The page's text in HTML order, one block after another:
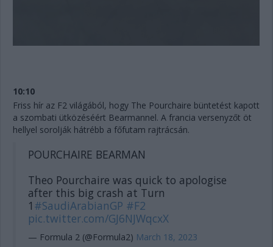
10:10
Friss hír az F2 világából, hogy The Pourchaire büntetést kapott
a szombati ütközéséért Bearmannel. A francia versenyzőt öt
hellyel sorolják hátrébb a főfutam rajtrácsán.
POURCHAIRE BEARMAN
Theo Pourchaire was quick to apologise
after this big crash at Turn
1 #SaudiArabianGP #F2
pic.twitter.com/GJ6NJWqcxX
— Formula 2 (@Formula2) March 18, 2023